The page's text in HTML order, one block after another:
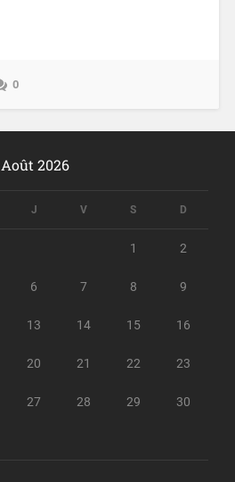
0
Août 2026
J V S D
1 2
6 7 8 9
13 14 15 16
20 21 22 23
27 28 29 30